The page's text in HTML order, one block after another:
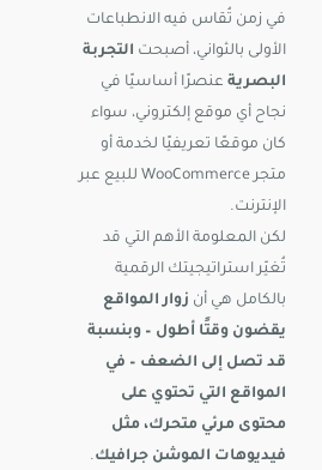
في زمن تُقاس فيه الانطباعات
الأولى بالثواني، أصبحت التجربة
البصرية عنصرًا أساسيًا في
نجاح أي موقع إلكتروني، سواء
كان موقعًا تعريفيًا لخدمة أو
متجر WooCommerce للبيع عبر
الإنترنت.
لكن المعلومة الأهم التي قد
تُغيّر استراتيجيتك الرقمية
بالكامل هي أن زوار المواقع
يقضون وقتًا أطول – وبنسبة
قد تصل إلى الضعف – في
المواقع التي تحتوي على
محتوى مرئي متحرك، مثل
فيديوهات الموشن جرافيك.